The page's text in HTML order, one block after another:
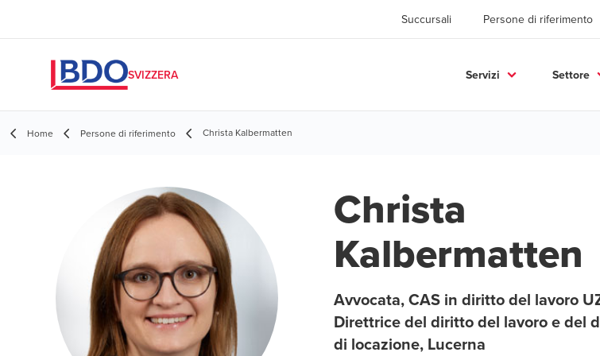
Succursali Persone di riferimento
SVIZZERA Servizi Settore
Home Persone di riferimento Christa Kalbermatten
Christa
Kalbermatten
Avvocata, CAS in diritto del lavoro
Direttrice del diritto del lavoro e del
di locazione, Lucerna